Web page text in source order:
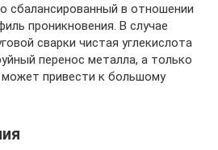
сбалансированный в отношении
проникновения. В случае
сварки чистая углекислота
перенос металла, а только
привести к большому